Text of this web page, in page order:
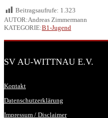
Beitragsaufrufe: 1.323
AUTOR:Andreas Zimmermann
KATEGORIE:B1-Jugend
SV AU-WITTNAU E.V.
Kontakt
Datenschutzerklärung
Impressum / Disclaimer